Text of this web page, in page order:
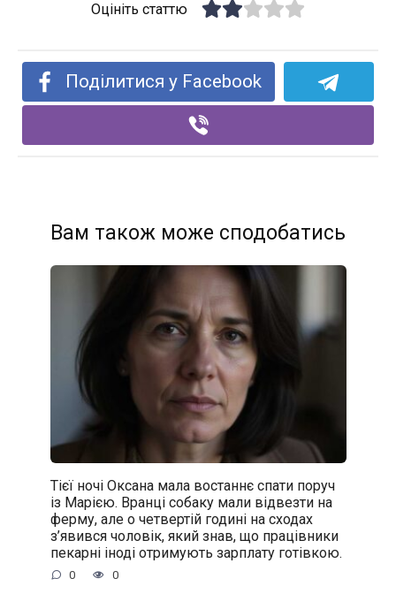
Оцініть статтю
Поділитися у Facebook
Вам також може сподобатись
Тієї ночі Оксана мала востаннє спати поруч
із Марією. Вранці собаку мали відвезти на
ферму, але о четвертій годині на сходах
з’явився чоловік, який знав, що працівники
пекарні іноді отримують зарплату готівкою.
0 0